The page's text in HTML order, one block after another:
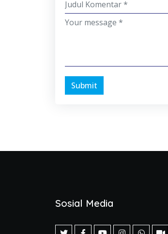
Submit
Sosial Media